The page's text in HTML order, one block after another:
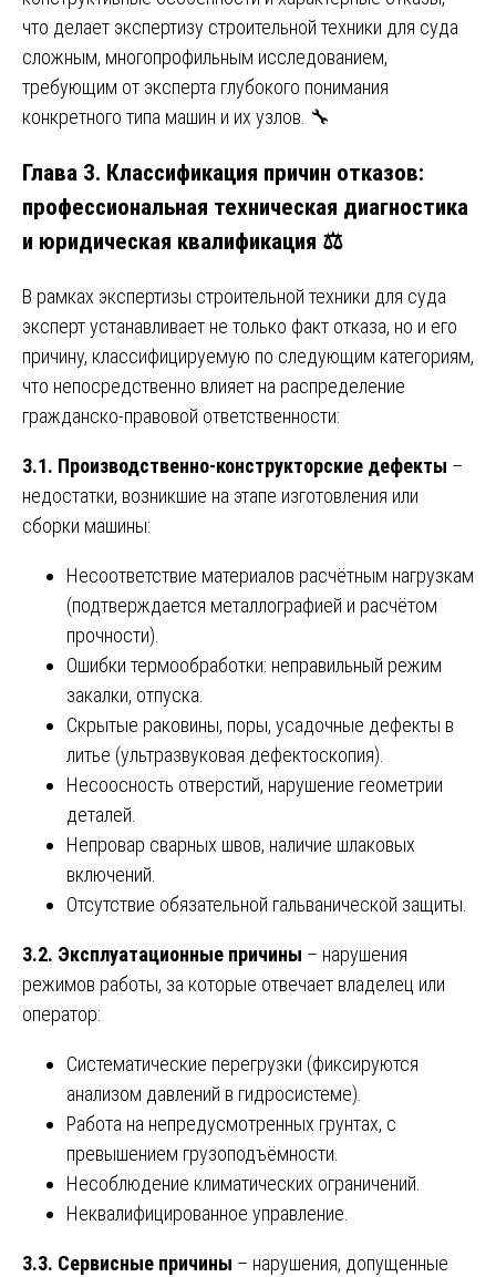
что делает экспертизу строительной техники для суда
сложным, многопрофильным исследованием,
требующим от эксперта глубокого понимания
конкретного типа машин и их узлов. 🔧
Глава 3. Классификация причин отказов:
профессиональная техническая диагностика
и юридическая квалификация ⚖️
В рамках экспертизы строительной техники для суда
эксперт устанавливает не только факт отказа, но и его
причину, классифицируемую по следующим категориям,
что непосредственно влияет на распределение
гражданско-правовой ответственности:
3.1. Производственно-конструкторские дефекты –
недостатки, возникшие на этапе изготовления или
сборки машины:
Несоответствие материалов расчётным нагрузкам
(подтверждается металлографией и расчётом
прочности).
Ошибки термообработки: неправильный режим
закалки, отпуска.
Скрытые раковины, поры, усадочные дефекты в
литье (ультразвуковая дефектоскопия).
Несоосность отверстий, нарушение геометрии
деталей.
Непровар сварных швов, наличие шлаковых
включений.
Отсутствие обязательной гальванической защиты.
3.2. Эксплуатационные причины – нарушения
режимов работы, за которые отвечает владелец или
оператор:
Систематические перегрузки (фиксируются
анализом давлений в гидросистеме).
Работа на непредусмотренных грунтах, с
превышением грузоподъёмности.
Несоблюдение климатических ограничений.
Неквалифицированное управление.
3.3. Сервисные причины – нарушения, допущенные